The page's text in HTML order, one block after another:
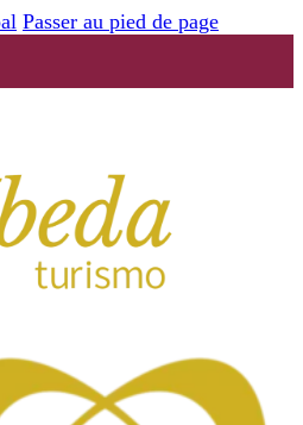
Passer au pied de page